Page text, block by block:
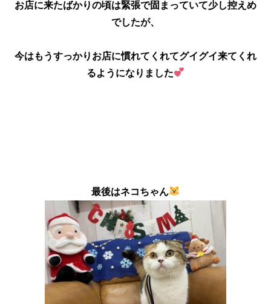
お店に来たばかりの頃は緊張で固まっていて少し控えめ
でしたが、
今はもうすっかりお店に慣れてくれてグイグイ来てくれ
るようになりました
最後はネコちゃん